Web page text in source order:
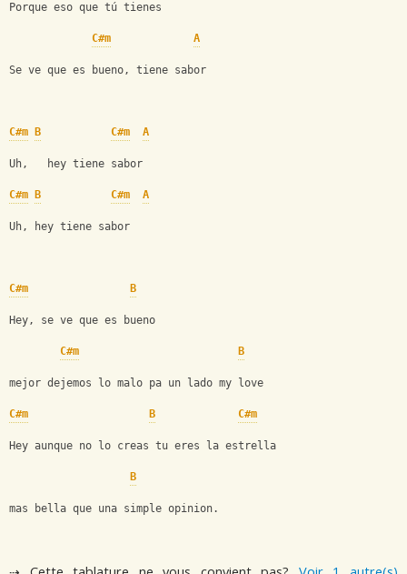
Porque eso que tú tienes
C#m A
Se ve que es bueno, tiene sabor
C#m B C#m A
Uh,   hey tiene sabor
C#m B C#m A
Uh, hey tiene sabor
C#m B
Hey, se ve que es bueno
C#m B
mejor dejemos lo malo pa un lado my love
C#m B C#m
Hey aunque no lo creas tu eres la estrella
B
mas bella que una simple opinion.